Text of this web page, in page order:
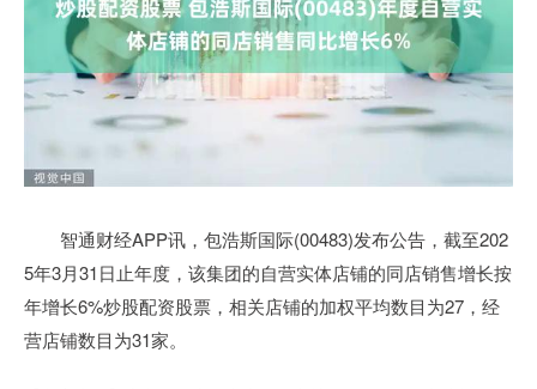
智通财经APP讯，包浩斯国际(00483)发布公告，截至202
5年3月31日止年度，该集团的自营实体店铺的同店销售增长按
年增长6%炒股配资股票，相关店铺的加权平均数目为27，经
营店铺数目为31家。